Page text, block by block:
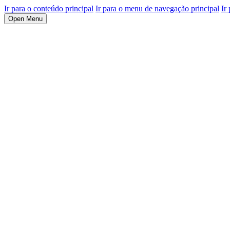
Ir para o conteúdo principal Ir para o menu de navegação principal Ir
Open Menu